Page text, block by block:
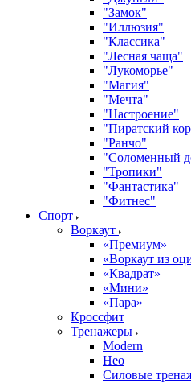
"Замок"
"Иллюзия"
"Классика"
"Лесная чаща"
"Лукоморье"
"Магия"
"Мечта"
"Настроение"
"Пиратский
"Ранчо"
"Соломенный
"Тропики"
"Фантастика"
"Фитнес"
Спорт
Воркаут
«Премиум»
«Воркаут из
«Квадрат»
«Мини»
«Пара»
Кроссфит
Тренажеры
Modern
Нео
Силовые